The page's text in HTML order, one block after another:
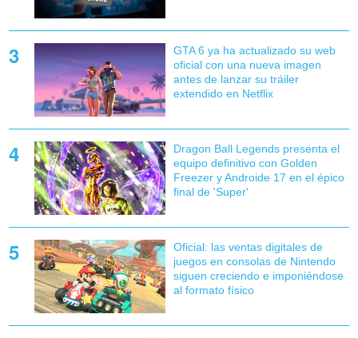
GTA 6 ya ha actualizado su web
oficial con una nueva imagen
antes de lanzar su tráiler
extendido en Netflix
Dragon Ball Legends presenta el
equipo definitivo con Golden
Freezer y Androide 17 en el épico
final de 'Super'
Oficial: las ventas digitales de
juegos en consolas de Nintendo
siguen creciendo e imponiéndose
al formato físico